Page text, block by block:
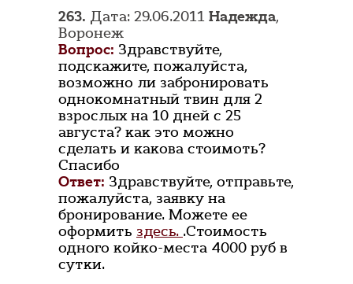
263. Дата: 29.06.2011 Надежда,
Воронеж
Вопрос: Здравствуйте,
подскажите, пожалуйста,
возможно ли забронировать
однокомнатный твин для 2
взрослых на 10 дней с 25
августа? как это можно
сделать и какова стоимоть?
Спасибо
Ответ: Здравствуйте, отправьте,
пожалуйста, заявку на
бронирование. Можете ее
оформить здесь. .Стоимость
одного койко-места 4000 руб в
сутки.